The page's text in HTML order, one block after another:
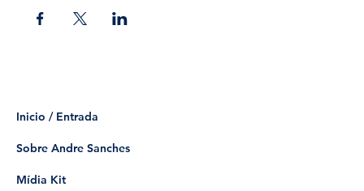
Inicio / Entrada
Sobre Andre Sanches
Mídia Kit